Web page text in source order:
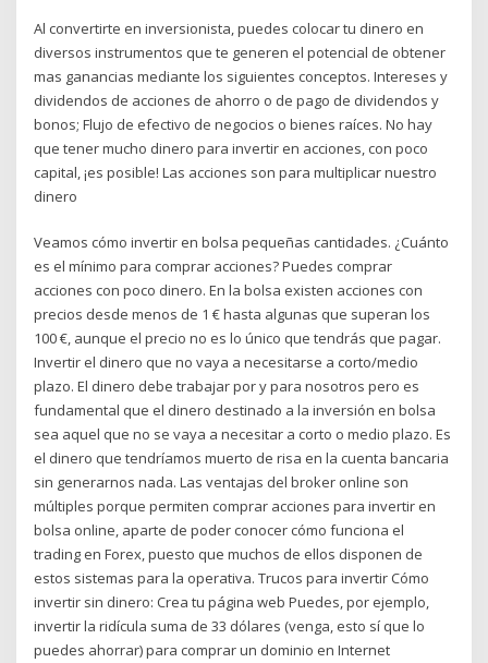
Al convertirte en inversionista, puedes colocar tu dinero en
diversos instrumentos que te generen el potencial de obtener
mas ganancias mediante los siguientes conceptos. Intereses y
dividendos de acciones de ahorro o de pago de dividendos y
bonos; Flujo de efectivo de negocios o bienes raíces. No hay
que tener mucho dinero para invertir en acciones, con poco
capital, ¡es posible! Las acciones son para multiplicar nuestro
dinero
Veamos cómo invertir en bolsa pequeñas cantidades. ¿Cuánto
es el mínimo para comprar acciones? Puedes comprar
acciones con poco dinero. En la bolsa existen acciones con
precios desde menos de 1 € hasta algunas que superan los
100 €, aunque el precio no es lo único que tendrás que pagar.
Invertir el dinero que no vaya a necesitarse a corto/medio
plazo. El dinero debe trabajar por y para nosotros pero es
fundamental que el dinero destinado a la inversión en bolsa
sea aquel que no se vaya a necesitar a corto o medio plazo. Es
el dinero que tendríamos muerto de risa en la cuenta bancaria
sin generarnos nada. Las ventajas del broker online son
múltiples porque permiten comprar acciones para invertir en
bolsa online, aparte de poder conocer cómo funciona el
trading en Forex, puesto que muchos de ellos disponen de
estos sistemas para la operativa. Trucos para invertir Cómo
invertir sin dinero: Crea tu página web Puedes, por ejemplo,
invertir la ridícula suma de 33 dólares (venga, esto sí que lo
puedes ahorrar) para comprar un dominio en Internet